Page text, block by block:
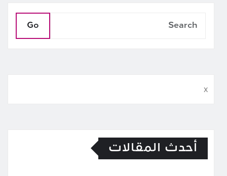
Go
x
أحدث المقالات